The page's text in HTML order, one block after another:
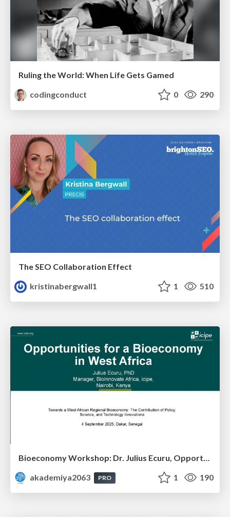
Ruling the World: When Life Gets Gamed
codingconduct
0 290
The SEO Collaboration Effect
kristinabergwall1
1 510
Bioeconomy Workshop: Dr. Julius Ecuru, Opportunities for a Bioeconomy in West Africa
akademiya2063
PRO 1 190